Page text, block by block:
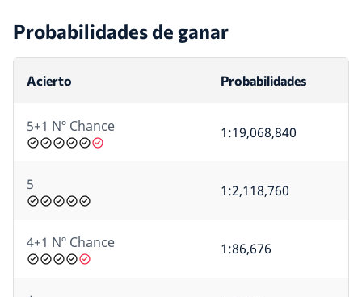
Probabilidades de ganar
Acierto Probabilidades
5+1 Nº Chance 1:19,068,840
5 1:2,118,760
4+1 Nº Chance 1:86,676